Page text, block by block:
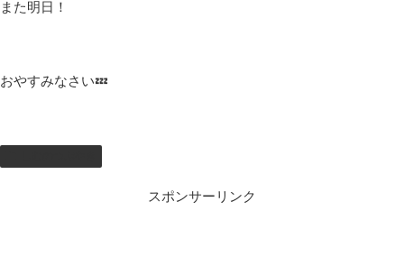
また明日！
おやすみなさい💤
スポンサーリンク